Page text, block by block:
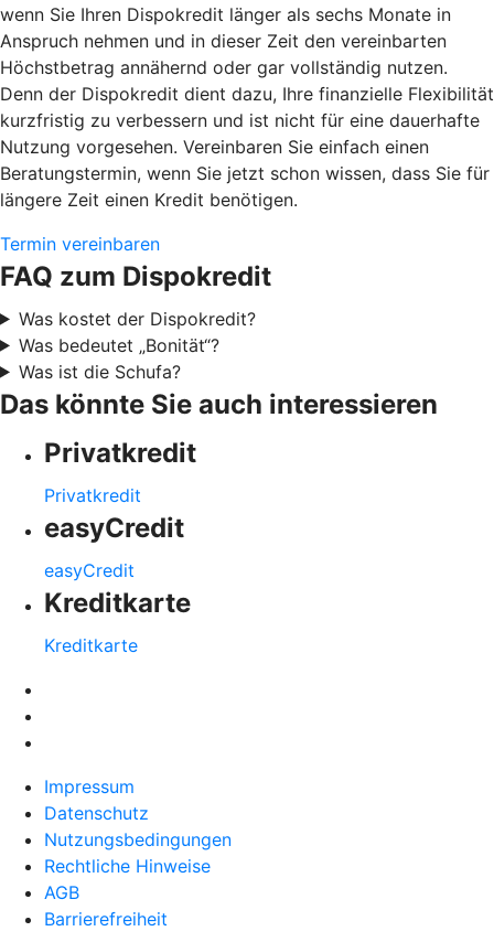
wenn Sie Ihren Dispokredit länger als sechs Monate in
Anspruch nehmen und in dieser Zeit den vereinbarten
Höchstbetrag annähernd oder gar vollständig nutzen.
Denn der Dispokredit dient dazu, Ihre finanzielle Flexibilität
kurzfristig zu verbessern und ist nicht für eine dauerhafte
Nutzung vorgesehen. Vereinbaren Sie einfach einen
Beratungstermin, wenn Sie jetzt schon wissen, dass Sie für
längere Zeit einen Kredit benötigen.
Termin vereinbaren
FAQ zum Dispokredit
Was kostet der Dispokredit?
Was bedeutet „Bonität“?
Was ist die Schufa?
Das könnte Sie auch interessieren
Privatkredit
Privatkredit
easyCredit
easyCredit
Kreditkarte
Kreditkarte
Impressum
Datenschutz
Nutzungsbedingungen
Rechtliche Hinweise
AGB
Barrierefreiheit